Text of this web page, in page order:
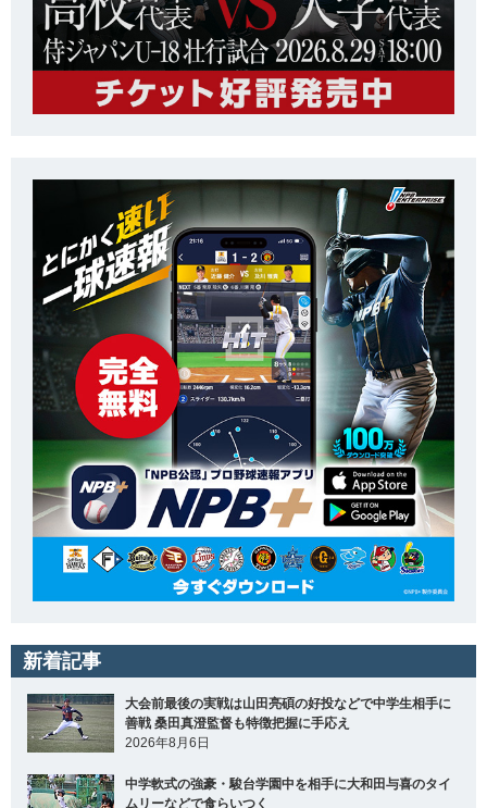
新着記事
大会前最後の実戦は山田亮碩の好投などで中学生相手に
善戦 桑田真澄監督も特徴把握に手応え
2026年8月6日
中学軟式の強豪・駿台学園中を相手に大和田与喜のタイ
ムリーなどで食らいつく